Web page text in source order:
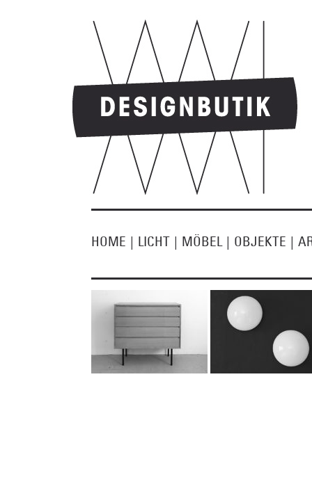
HOME | LICHT | MÖBEL | OBJEKTE |